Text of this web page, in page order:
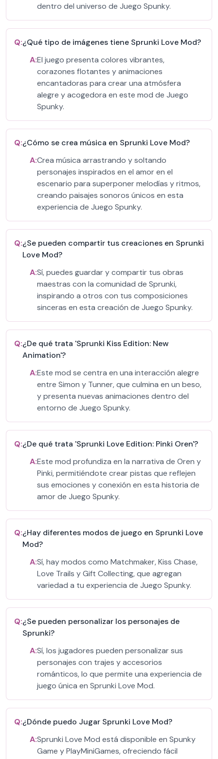
dentro del universo de Juego Spunky.
Q:¿Qué tipo de imágenes tiene Sprunki Love Mod?
A:El juego presenta colores vibrantes,
corazones flotantes y animaciones
encantadoras para crear una atmósfera
alegre y acogedora en este mod de Juego
Spunky.
Q:¿Cómo se crea música en Sprunki Love Mod?
A:Crea música arrastrando y soltando
personajes inspirados en el amor en el
escenario para superponer melodías y ritmos,
creando paisajes sonoros únicos en esta
experiencia de Juego Spunky.
Q:¿Se pueden compartir tus creaciones en Sprunki
Love Mod?
A:Sí, puedes guardar y compartir tus obras
maestras con la comunidad de Sprunki,
inspirando a otros con tus composiciones
sinceras en esta creación de Juego Spunky.
Q:¿De qué trata 'Sprunki Kiss Edition: New
Animation'?
A:Este mod se centra en una interacción alegre
entre Simon y Tunner, que culmina en un beso,
y presenta nuevas animaciones dentro del
entorno de Juego Spunky.
Q:¿De qué trata 'Sprunki Love Edition: Pinki Oren'?
A:Este mod profundiza en la narrativa de Oren y
Pinki, permitiéndote crear pistas que reflejen
sus emociones y conexión en esta historia de
amor de Juego Spunky.
Q:¿Hay diferentes modos de juego en Sprunki Love
Mod?
A:Sí, hay modos como Matchmaker, Kiss Chase,
Love Trails y Gift Collecting, que agregan
variedad a tu experiencia de Juego Spunky.
Q:¿Se pueden personalizar los personajes de
Sprunki?
A:Sí, los jugadores pueden personalizar sus
personajes con trajes y accesorios
románticos, lo que permite una experiencia de
juego única en Sprunki Love Mod.
Q:¿Dónde puedo Jugar Sprunki Love Mod?
A:Sprunki Love Mod está disponible en Spunky
Game y PlayMiniGames, ofreciendo fácil